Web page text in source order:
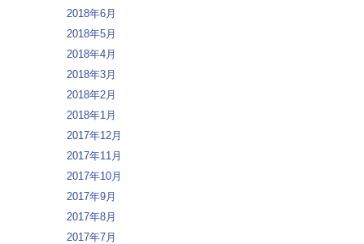
2018年6月
2018年5月
2018年4月
2018年3月
2018年2月
2018年1月
2017年12月
2017年11月
2017年10月
2017年9月
2017年8月
2017年7月